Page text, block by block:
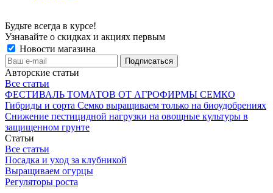
Будьте всегда в курсе!
Узнавайте о скидках и акциях первым
Новости магазина
Авторские статьи
Все статьи
ФЕСТИВАЛЬ ТОМАТОВ ОТ АГРОФИРМЫ СЕМКО
Гибриды и сорта Семко выращиваем только на биоудобрениях
Снижение пестицидной нагрузки на овощные культуры в
защищенном грунте
Статьи
Все статьи
Посадка и уход за клубникой
Выращиваем огурцы
Регуляторы роста